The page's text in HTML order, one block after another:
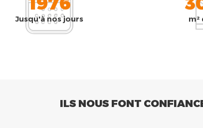
Jusqu'à nos jours
ILS NOUS FONT